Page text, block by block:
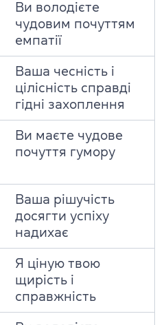
Ви володієте
чудовим почуттям
емпатії
Ваша чесність і
цілісність справді
гідні захоплення
Ви маєте чудове
почуття гумору
Ваша рішучість
досягти успіху
надихає
Я ціную твою
щирість і
справжність